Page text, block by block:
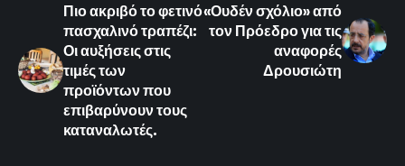
Πιο ακριβό το φετινό
πασχαλινό τραπέζι:
Οι αυξήσεις στις
τιμές των
προϊόντων που
επιβαρύνουν τους
καταναλωτές.
«Ουδέν σχόλιο» από
τον Πρόεδρο για τις
αναφορές
Δρουσιώτη